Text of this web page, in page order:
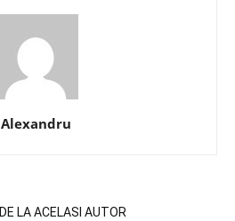
Alexandru
DE LA ACELASI AUTOR